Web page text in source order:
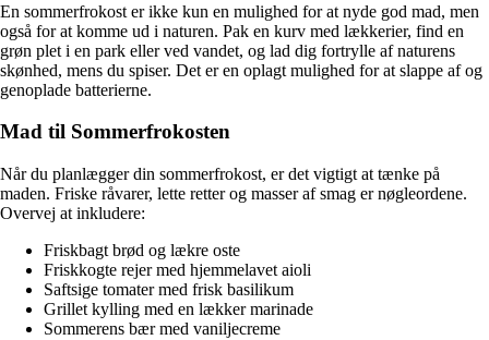
En sommerfrokost er ikke kun en mulighed for at nyde god mad, men
også for at komme ud i naturen. Pak en kurv med lækkerier, find en
grøn plet i en park eller ved vandet, og lad dig fortrylle af naturens
skønhed, mens du spiser. Det er en oplagt mulighed for at slappe af og
genoplade batterierne.
Mad til Sommerfrokosten
Når du planlægger din sommerfrokost, er det vigtigt at tænke på
maden. Friske råvarer, lette retter og masser af smag er nøgleordene.
Overvej at inkludere:
Friskbagt brød og lækre oste
Friskkogte rejer med hjemmelavet aioli
Saftsige tomater med frisk basilikum
Grillet kylling med en lækker marinade
Sommerens bær med vaniljecreme